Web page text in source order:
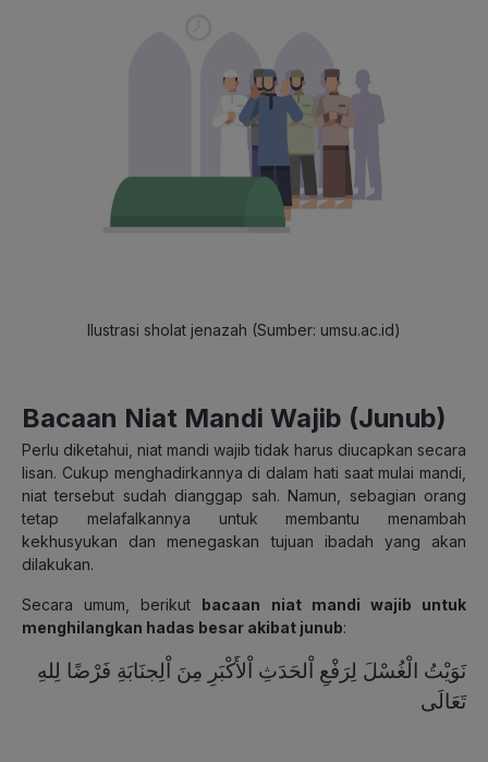
Ilustrasi sholat jenazah (Sumber: umsu.ac.id)
Bacaan Niat Mandi Wajib (Junub)
Perlu diketahui, niat mandi wajib tidak harus diucapkan secara
lisan. Cukup menghadirkannya di dalam hati saat mulai mandi,
niat tersebut sudah dianggap sah. Namun, sebagian orang
tetap melafalkannya untuk membantu menambah
kekhusyukan dan menegaskan tujuan ibadah yang akan
dilakukan.
Secara umum, berikut
bacaan niat mandi wajib untuk
menghilangkan hadas besar akibat junub:
نَوَيْتُ الْغُسْلَ لِرَفْعِ اْلحَدَثِ اْلأَكْبَرِ مِنَ اْلِجنَابَةِ فَرْضًا لِلهِ
تَعَالَى